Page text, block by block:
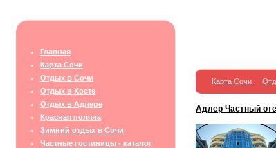
Главная
Карта Сочи
Отдых в Сочи
Отдых в Хосте
Отдых в Адлере
Красная поляна
Зимний отдых в Сочи
Частные гостиницы - каталог
Карта Сочи
Адлер Частный